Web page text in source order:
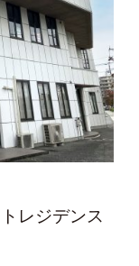
レジデンス